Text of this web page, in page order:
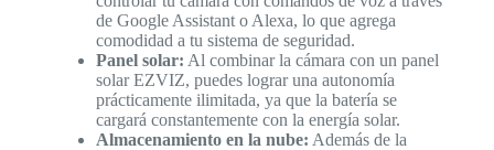
de Google Assistant o Alexa, lo que agrega
comodidad a tu sistema de seguridad.
Panel solar: Al combinar la cámara con un panel
solar EZVIZ, puedes lograr una autonomía
prácticamente ilimitada, ya que la batería se
cargará constantemente con la energía solar.
Almacenamiento en la nube: Además de la